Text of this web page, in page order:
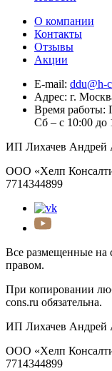
О компании
Контакты
Отзывы
Акции
E-mail: ddu@h-
Адрес: г.
Время работы:
Сб – с 10:00 до
ИП Лихачев Андрей
ООО «Хелп
7714344899
Все размещенные на
правом.
При копировании
cons.ru обязательна.
ИП Лихачев Андрей
ООО «Хелп
7714344899